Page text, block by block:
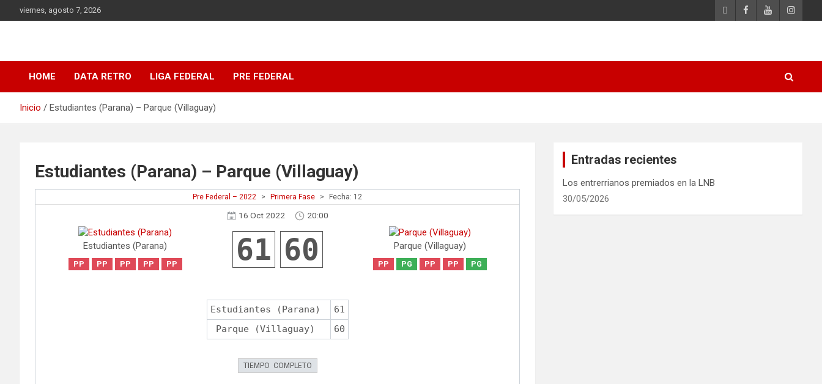
al
viernes, agosto 7, 2026
DATA Basquet
HOME DATA RETRO LIGA FEDERAL PRE FEDERAL
Inicio Estudiantes (Parana) – Parque (Villaguay)
Estudiantes (Parana) – Parque (Villaguay)
Pre Federal – 2022 > Primera Fase > Fecha: 12
16 Oct 2022 20:00
Estudiantes (Parana)
PP PP PP PP PP 61 60 Parque (Villaguay)
PP PG PP PP PG
Estudiantes (Parana)
61
Parque (Villaguay)
60
TIEMPO COMPLETO
Entradas recientes
Los entrerrianos premiados en la LNB
30/05/2026